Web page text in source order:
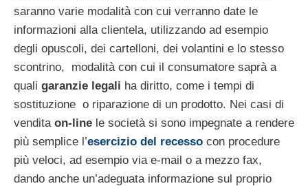
saranno varie modalità con cui verranno date le
informazioni alla clientela, utilizzando ad esempio
degli opuscoli, dei cartelloni, dei volantini e lo stesso
scontrino, modalità con cui il consumatore saprà a
quali garanzie legali ha diritto, come i tempi di
sostituzione o riparazione di un prodotto. Nei casi di
vendita on-line le società si sono impegnate a rendere
più semplice l’esercizio del recesso con procedure
più veloci, ad esempio via e-mail o a mezzo fax,
dando anche un’adeguata informazione sul proprio